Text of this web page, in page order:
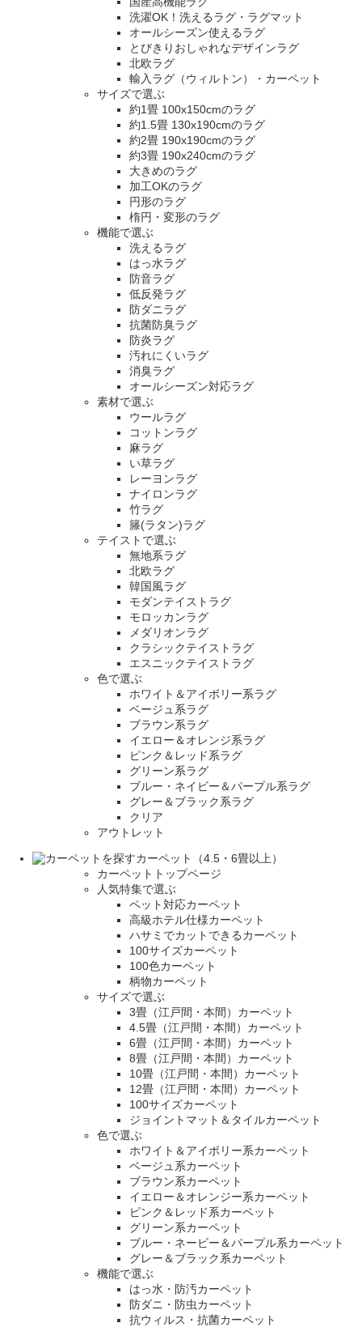
洗濯OK！洗えるラグ・ラグマット
オールシーズン使えるラグ
とびきりおしゃれなデザインラグ
北欧ラグ
輸入ラグ（ウィルトン）・カーペット
サイズで選ぶ
約1畳 100x150cmのラグ
約1.5畳 130x190cmのラグ
約2畳 190x190cmのラグ
約3畳 190x240cmのラグ
大きめのラグ
加工OKのラグ
円形のラグ
楕円・変形のラグ
機能で選ぶ
洗えるラグ
はっ水ラグ
防音ラグ
低反発ラグ
防ダニラグ
抗菌防臭ラグ
防炎ラグ
汚れにくいラグ
消臭ラグ
オールシーズン対応ラグ
素材で選ぶ
ウールラグ
コットンラグ
麻ラグ
い草ラグ
レーヨンラグ
ナイロンラグ
竹ラグ
籐(ラタン)ラグ
テイストで選ぶ
無地系ラグ
北欧ラグ
韓国風ラグ
モダンテイストラグ
モロッカンラグ
メダリオンラグ
クラシックテイストラグ
エスニックテイストラグ
色で選ぶ
ホワイト＆アイボリー系ラグ
ベージュ系ラグ
ブラウン系ラグ
イエロー＆オレンジ系ラグ
ピンク＆レッド系ラグ
グリーン系ラグ
ブルー・ネイビー＆パープル系ラグ
グレー＆ブラック系ラグ
クリア
アウトレット
カーペット（4.5・6畳以上）
カーペットトップページ
人気特集で選ぶ
ペット対応カーペット
高級ホテル仕様カーペット
ハサミでカットできるカーペット
100サイズカーペット
100色カーペット
柄物カーペット
サイズで選ぶ
3畳（江戸間・本間）カーペット
4.5畳（江戸間・本間）カーペット
6畳（江戸間・本間）カーペット
8畳（江戸間・本間）カーペット
10畳（江戸間・本間）カーペット
12畳（江戸間・本間）カーペット
100サイズカーペット
ジョイントマット＆タイルカーペット
色で選ぶ
ホワイト＆アイボリー系カーペット
ベージュ系カーペット
ブラウン系カーペット
イエロー＆オレンジー系カーペット
ピンク＆レッド系カーペット
グリーン系カーペット
ブルー・ネービー＆パープル系カーペット
グレー＆ブラック系カーペット
機能で選ぶ
はっ水・防汚カーペット
防ダニ・防虫カーペット
抗ウィルス・抗菌カーペット